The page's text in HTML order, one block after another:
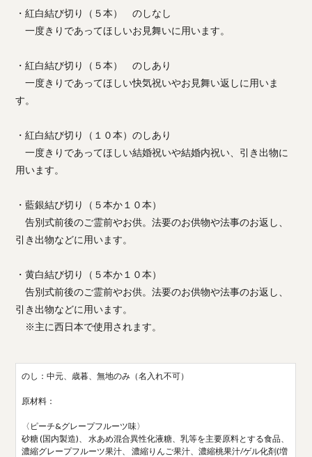
・紅白結び切り（５本） のしなし
一度きりであってほしいお見舞いに用います。
・紅白結び切り（５本） のしあり
一度きりであってほしい快気祝いやお見舞い返しに用いま
す。
・紅白結び切り（１０本）のしあり
一度きりであってほしい結婚祝いや結婚内祝い、引き出物に
用います。
・藍銀結び切り（５本か１０本）
告別式前後のご霊前やお供。法要のお供物や法事のお返し、
引き出物などに用います。
・黄白結び切り（５本か１０本）
告別式前後のご霊前やお供。法要のお供物や法事のお返し、
引き出物などに用います。
※主に西日本で使用されます。
のし：中元、歳暮、無地のみ（名入れ不可）
原材料：
〈ピーチ&グレープフルーツ味〉
砂糖 (国内製造)、 水あめ混合異性化液糖、乳等を主要原料とする食品、
濃縮グレープフルーツ果汁、 濃縮りんご果汁、濃縮桃果汁/ゲル化剤(増